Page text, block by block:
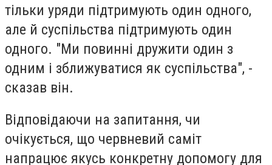
тільки уряди підтримують один одного,
але й суспільства підтримують один
одного. "Ми повинні дружити один з
одним і зближуватися як суспільства", -
сказав він.
Відповідаючи на запитання, чи
очікується, що червневий саміт
напрацює якусь конкретну допомогу для